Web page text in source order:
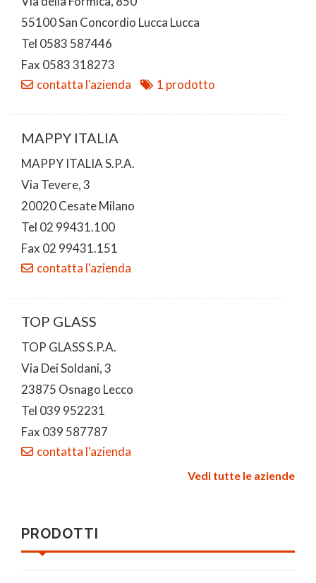
55100 San Concordio Lucca Lucca
Tel 0583 587446
Fax 0583 318273
contatta l'azienda
1 prodotto
MAPPY ITALIA
MAPPY ITALIA S.P.A.
Via Tevere, 3
20020 Cesate Milano
Tel 02 99431.100
Fax 02 99431.151
contatta l'azienda
TOP GLASS
TOP GLASS S.P.A.
Via Dei Soldani, 3
23875 Osnago Lecco
Tel 039 952231
Fax 039 587787
contatta l'azienda
Vedi tutte le aziende
PRODOTTI